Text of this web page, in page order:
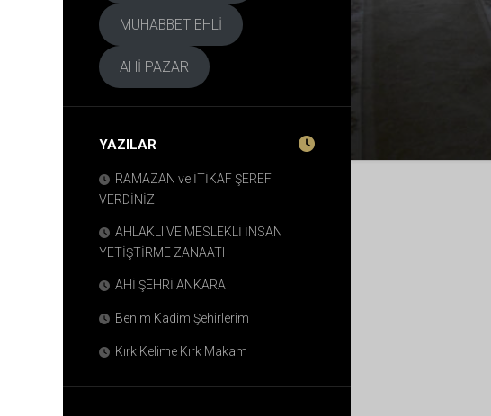
MUHABBET EHLİ
AHİ PAZAR
YAZILAR
RAMAZAN ve İTİKAF ŞEREF
VERDİNİZ
AHLAKLI VE MESLEKLİ İNSAN
YETİŞTİRME ZANAATI
AHİ ŞEHRİ ANKARA
Benim Kadim Şehirlerim
Kırk Kelime Kırk Makam